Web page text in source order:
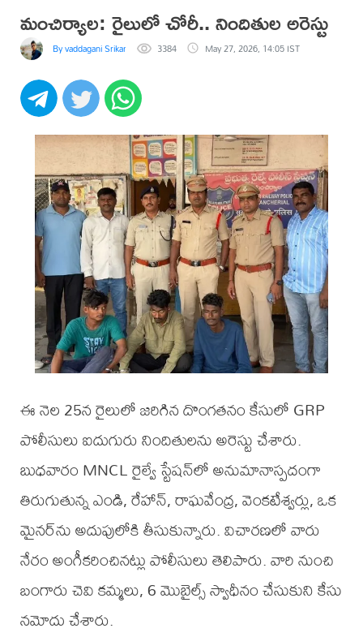
మంచిర్యాల: రైలులో చోరీ.. నిందితుల అరెస్టు
By vaddagani Srikanth 3384 May 27, 2026, 14:05 IST
ఈ నెల 25న రైలులో జరిగిన దొంగతనం కేసులో GRP
పోలీసులు ఐదుగురు నిందితులను అరెస్టు చేశారు.
బుధవారం MNCL రైల్వే స్టేషన్‌లో అనుమానాస్పదంగా
తిరుగుతున్న ఎండి, రేహాన్, రాఘవేంద్ర, వెంకటేశ్వర్లు, ఒక
మైనర్‌ను అదుపులోకి తీసుకున్నారు. విచారణలో వారు
నేరం అంగీకరించినట్లు పోలీసులు తెలిపారు. వారి నుంచి
బంగారు చెవి కమ్మలు, 6 మొబైల్స్ స్వాధీనం చేసుకుని కేసు
నమోదు చేశారు.